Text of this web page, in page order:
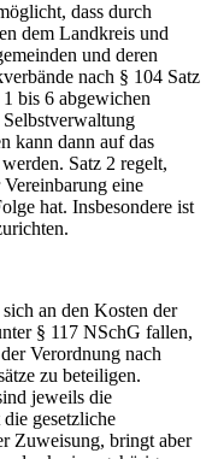
dass durch
dem Landkreis und
und deren
nach § 104 Satz
bis 6 abgewichen
kann dann auf das
Satz 2 regelt,
eine
hat. Insbesondere ist
an den Kosten der
§ 117 NSchG fallen,
Verordnung nach
zu beteiligen.
jeweils die
gesetzliche
Zuweisung, bringt aber